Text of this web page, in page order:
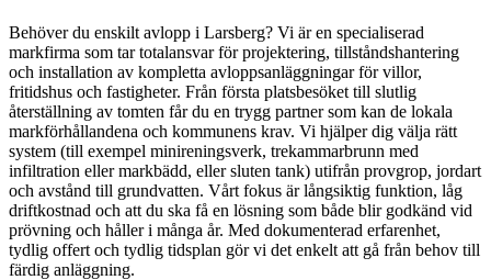
Behöver du enskilt avlopp i Larsberg? Vi är en specialiserad
markfirma som tar totalansvar för projektering, tillståndshantering
och installation av kompletta avloppsanläggningar för villor,
fritidshus och fastigheter. Från första platsbesöket till slutlig
återställning av tomten får du en trygg partner som kan de lokala
markförhållandena och kommunens krav. Vi hjälper dig välja rätt
system (till exempel minireningsverk, trekammarbrunn med
infiltration eller markbädd, eller sluten tank) utifrån provgrop, jordart
och avstånd till grundvatten. Vårt fokus är långsiktig funktion, låg
driftkostnad och att du ska få en lösning som både blir godkänd vid
prövning och håller i många år. Med dokumenterad erfarenhet,
tydlig offert och tydlig tidsplan gör vi det enkelt att gå från behov till
färdig anläggning.